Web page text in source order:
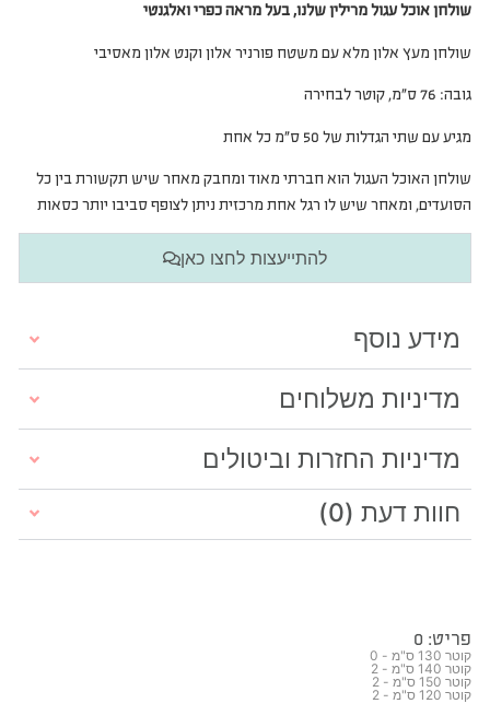
שולחן אוכל עגול מרילין שלנו, בעל מראה כפרי ואלגנטי
שולחן מעץ אלון מלא עם משטח פורניר אלון וקנט אלון מאסיבי
גובה: 76 ס”מ, קוטר לבחירה
מגיע עם שתי הגדלות של 50 ס”מ כל אחת
שולחן האוכל העגול הוא חברתי מאוד ומחבק מאחר שיש תקשורת בין כל
הסועדים, ומאחר שיש לו רגל אחת מרכזית ניתן לצופף סביבו יותר כסאות
להתייעצות לחצו כאן
מידע נוסף
מדיניות משלוחים
מדיניות החזרות וביטולים
חוות דעת (0)
פריט: 0
קוטר 130 ס"מ - 0
קוטר 140 ס"מ - 2
קוטר 150 ס"מ - 2
קוטר 120 ס"מ - 2